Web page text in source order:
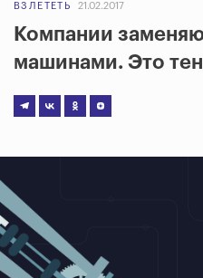
ВЗЛЕТЕТЬ 21.02.2017
Компании
машинами. Это